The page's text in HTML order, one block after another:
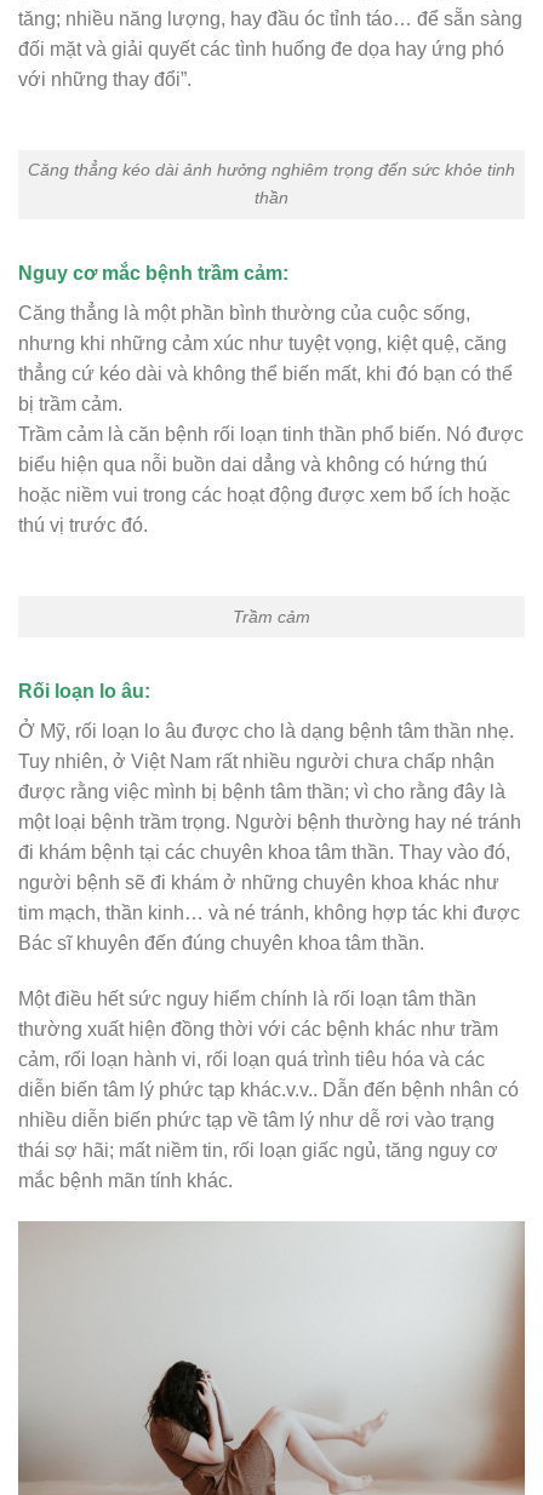
tăng; nhiều năng lượng, hay đầu óc tỉnh táo… để sẵn sàng
đối mặt và giải quyết các tình huống đe dọa hay ứng phó
với những thay đổi”.
Căng thẳng kéo dài ảnh hưởng nghiêm trọng đến sức khỏe tinh
thần
Nguy cơ mắc bệnh trầm cảm:
Căng thẳng là một phần bình thường của cuộc sống,
nhưng khi những cảm xúc như tuyệt vọng, kiệt quệ, căng
thẳng cứ kéo dài và không thể biến mất, khi đó bạn có thể
bị trầm cảm.
Trầm cảm là căn bệnh rối loạn tinh thần phổ biến. Nó được
biểu hiện qua nỗi buồn dai dẳng và không có hứng thú
hoặc niềm vui trong các hoạt động được xem bổ ích hoặc
thú vị trước đó.
Trầm cảm
Rối loạn lo âu:
Ở Mỹ, rối loạn lo âu được cho là dạng bệnh tâm thần nhẹ.
Tuy nhiên, ở Việt Nam rất nhiều người chưa chấp nhận
được rằng việc mình bị bệnh tâm thần; vì cho rằng đây là
một loại bệnh trầm trọng. Người bệnh thường hay né tránh
đi khám bệnh tại các chuyên khoa tâm thần. Thay vào đó,
người bệnh sẽ đi khám ở những chuyên khoa khác như
tim mạch, thần kinh… và né tránh, không hợp tác khi được
Bác sĩ khuyên đến đúng chuyên khoa tâm thần.
Một điều hết sức nguy hiểm chính là rối loạn tâm thần
thường xuất hiện đồng thời với các bệnh khác như trầm
cảm, rối loạn hành vi, rối loạn quá trình tiêu hóa và các
diễn biến tâm lý phức tạp khác.v.v.. Dẫn đến bệnh nhân có
nhiều diễn biến phức tạp về tâm lý như dễ rơi vào trạng
thái sợ hãi; mất niềm tin, rối loạn giấc ngủ, tăng nguy cơ
mắc bệnh mãn tính khác.